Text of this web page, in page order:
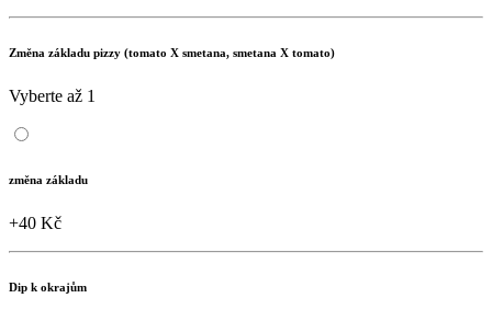
Změna základu pizzy (tomato X smetana, smetana X tomato)
Vyberte až 1
změna základu
+40 Kč
Dip k okrajům